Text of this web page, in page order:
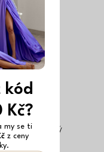
v EU
saténový
se sukní
kód
Kč?
my se ti
z ceny